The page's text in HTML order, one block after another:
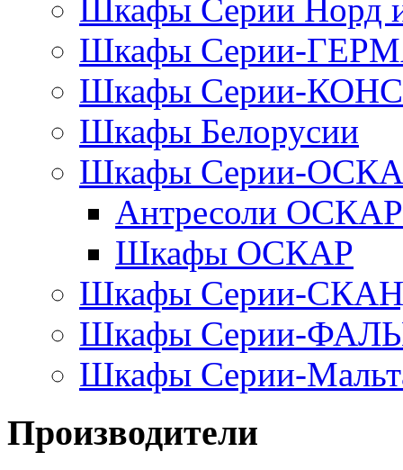
Шкафы Серии
Шкафы Серии-
Шкафы Серии-
Шкафы Белорусии
Шкафы Серии-
Антресоли ОСКАР
Шкафы ОСКАР
Шкафы Серии-
Шкафы Серии-
Шкафы Серии-
Производители